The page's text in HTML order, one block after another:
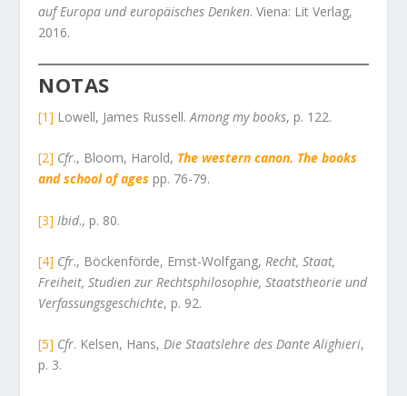
auf Europa und europäisches Denken. Viena: Lit Verlag,
2016.
NOTAS
[1] Lowell, James Russell.Among my books, p. 122.
[2] Cfr., Bloom, Harold, The western canon. The books
and school of ages pp. 76-79.
[3] Ibid., p. 80.
[4] Cfr., Böckenförde, Ernst-Wolfgang,Recht, Staat,
Freiheit, Studien zur Rechtsphilosophie, Staatstheorie und
Verfassungsgeschichte, p. 92.
[5] Cfr. Kelsen, Hans,Die Staatslehre des Dante Alighieri,
p. 3.